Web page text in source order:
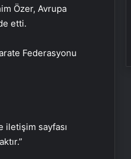
Özer, Avrupa
etti.
Federasyonu
iletişim sayfası
– Güvenli, Hızlı ve